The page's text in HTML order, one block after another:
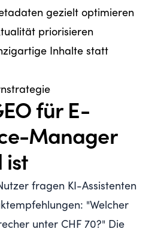
gezielt optimieren
priorisieren
Inhalte statt
für E-
Manager
ist
fragen KI-Assistenten
"Welcher
unter CHF 70?" Die